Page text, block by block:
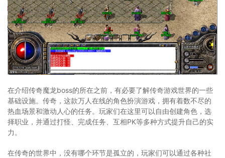
在介绍传奇魔龙boss的所在之前，有必要了解传奇游戏世界的一些
基础设施。传奇，这款万人在线的角色扮演游戏，拥有着数不尽的
热血场景和激动人心的任务。玩家们在这里可以自由创建角色，选
择职业，并通过打怪、完成任务、互相PK等多种方式提升自己的实
力。
在传奇的世界中，没有哪个环节是孤立的，玩家们可以通过各种社